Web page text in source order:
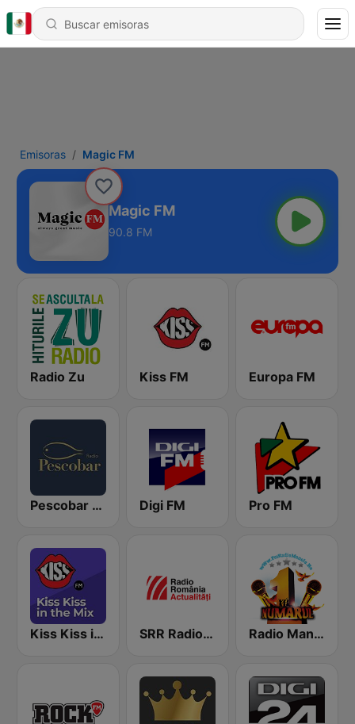
Emisoras Magic FM
Magic FM
90.8 FM
Radio Zu Kiss FM Europa FM
Pescobar Radio Digi FM Pro FM
Kiss Kiss in the Mix Radio SRR Radio România Actualităţi Radio Manele